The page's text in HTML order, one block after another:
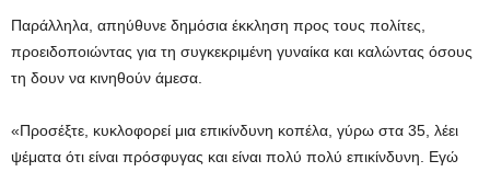
Παράλληλα, απηύθυνε δημόσια έκκληση προς τους πολίτες,
προειδοποιώντας για τη συγκεκριμένη γυναίκα και καλώντας όσους
τη δουν να κινηθούν άμεσα.
«Προσέξτε, κυκλοφορεί μια επικίνδυνη κοπέλα, γύρω στα 35, λέει
ψέματα ότι είναι πρόσφυγας και είναι πολύ πολύ επικίνδυνη. Εγώ